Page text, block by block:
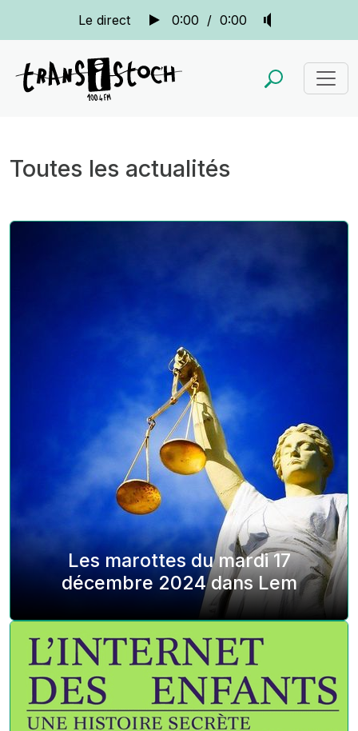
Le direct 0:00 / 0:00
Toutes les actualités
Les marottes du mardi 17
décembre 2024 dans Lem